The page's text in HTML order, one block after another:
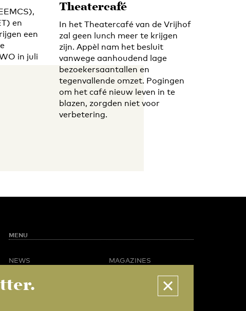
en
een
in juli
Theatercafé
In het Theatercafé van de Vrijhof
zal geen lunch meer te krijgen
zijn. Appèl nam het besluit
vanwege aanhoudend lage
bezoekersaantallen en
tegenvallende omzet. Pogingen
om het café nieuw leven in te
blazen, zorgden niet voor
verbetering.
MENU
NEWS
SPOTLIGHT
MAGAZINES